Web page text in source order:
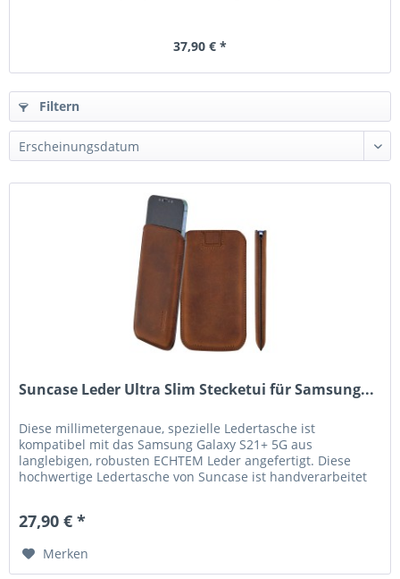
37,90 € *
Filtern
Suncase Leder Ultra Slim Stecketui für Samsung...
Diese millimetergenaue, spezielle Ledertasche ist
kompatibel mit das Samsung Galaxy S21+ 5G aus
langlebigen, robusten ECHTEM Leder angefertigt. Diese
hochwertige Ledertasche von Suncase ist handverarbeitet
27,90 € *
Merken